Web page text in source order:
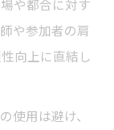
や参加者の肩
向上に直結し
使用は避け、